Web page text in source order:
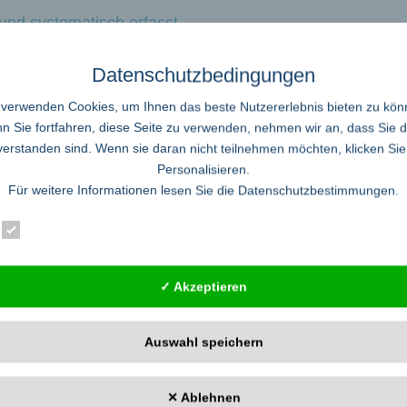
systematisch erfasst
Werkzeugstahl von Hand auf Hochglanz zu polieren, erfordert
Erfahrungen zur Herstellung der polierten Oberflächen eignen sich
und nicht reproduzierbar. Schäden an der bearbeiteten Oberfläche
Aufnahme“ entscheidend verbessert
ein Arzneimittelgespräch für stationäre Patienten eingerichtet. Ein
alle Medikamente, die der Patient einnimmt und prüft, ob
stellt er sicher, dass gefährliche Wechselwirkungen zwischen
zur Erschließung von Wissen
Datenschutzbedingungen
Cookies, um Ihnen das beste Nutzererlebnis bieten zu
Sie fortfahren, diese Seite zu verwenden, nehmen wir an, dass Sie
sind. Wenn sie daran nicht teilnehmen möchten, klicken
Personalisieren.
Für weitere Informationen lesen Sie die Datenschutzbestimmungen.
✓ Akzeptieren
Auswahl speichern
✕ Ablehnen